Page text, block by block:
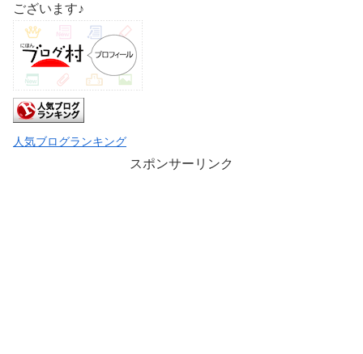
ございます♪
人気ブログランキング
スポンサーリンク